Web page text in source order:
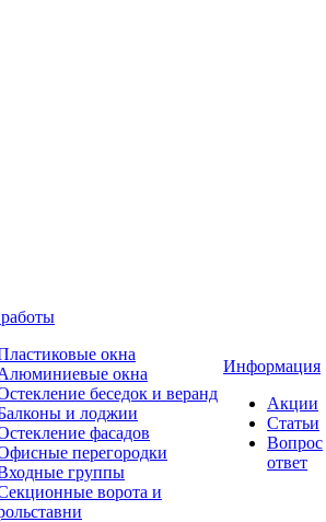
окна
окна
беседок и веранд
и лоджии
фасадов
перегородки
группы
ворота и
Информация
Акции
Статьи
Вопрос
ответ